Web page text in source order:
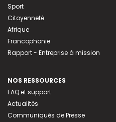
Sport
Citoyenneté
Afrique
Francophonie
Rapport - Entreprise à mission
NOS RESSOURCES
FAQ et support
Actualités
Communiqués de Presse